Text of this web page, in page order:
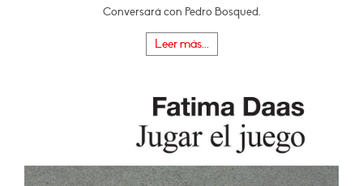
Conversará con Pedro Bosqued.
Leer más...